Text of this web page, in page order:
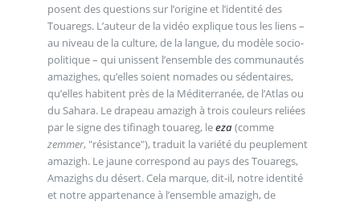
posent des questions sur l’origine et l’identité des
Touaregs. L’auteur de la vidéo explique tous les liens –
au niveau de la culture, de la langue, du modèle socio-
politique – qui unissent l’ensemble des communautés
amazighes, qu’elles soient nomades ou sédentaires,
qu’elles habitent près de la Méditerranée, de l’Atlas ou
du Sahara. Le drapeau amazigh à trois couleurs reliées
par le signe des tifinagh touareg, leeza(comme
zemmer, "résistance"), traduit la variété du peuplement
amazigh. Le jaune correspond au pays des Touaregs,
Amazighs du désert. Cela marque, dit-il, notre identité
et notre appartenance à l’ensemble amazigh, de